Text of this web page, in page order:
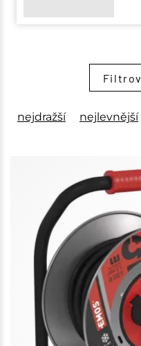
nejdražší nejlevnější